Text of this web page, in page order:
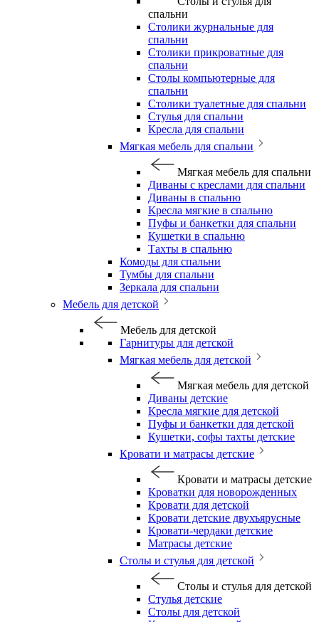
спальни
Столики журнальные для
спальни
Столики прикроватные для
спальни
Столы компьютерные для
спальни
Столики туалетные для спальни
Стулья для спальни
Кресла для спальни
Мягкая мебель для спальни
Мягкая мебель для спальни
Диваны с креслами для спальни
Диваны в спальню
Кресла мягкие в спальню
Пуфы и банкетки для спальни
Кушетки в спальню
Тахты в спальню
Комоды для спальни
Тумбы для спальни
Зеркала для спальни
Мебель для детской
Мебель для детской
Гарнитуры для детской
Мягкая мебель для детской
Мягкая мебель для детской
Диваны детские
Кресла мягкие для детской
Пуфы и банкетки для детской
Кушетки, софы тахты детские
Кровати и матрасы детские
Кровати и матрасы детские
Кроватки для новорожденных
Кровати для детской
Кровати детские двухъярусные
Кровати-чердаки детские
Матрасы детские
Столы и стулья для детской
Столы и стулья для детской
Стулья детские
Столы для детской